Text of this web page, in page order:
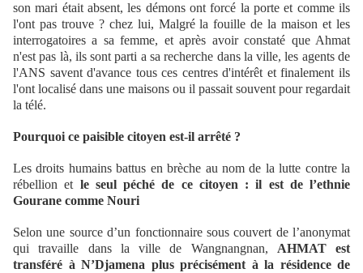
son mari était absent, les démons ont forcé la porte et comme ils
l'ont pas trouve ? chez lui, Malgré la fouille de la maison et les
interrogatoires a sa femme, et après avoir constaté que Ahmat
n'est pas là, ils sont parti a sa recherche dans la ville, les agents de
l'ANS savent d'avance tous ces centres d'intérêt et finalement ils
l'ont localisé dans une maisons ou il passait souvent pour regardait
la télé.
Pourquoi ce paisible citoyen est-il arrêté ?
Les droits humains battus en brèche au nom de la lutte contre la
rébellion et le seul péché de ce citoyen : il est de l’ethnie
Gourane comme Nouri
Selon une source d’un fonctionnaire sous couvert de l’anonymat
qui travaille dans la ville de Wangnangnan, AHMAT est
transféré à N’Djamena plus précisément à la résidence de